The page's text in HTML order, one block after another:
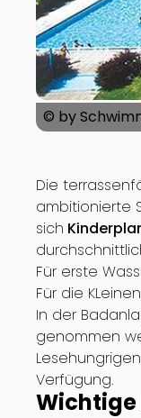
© by
Die
ambitionierte
sich
Für erste
Für die
In der
genommen
Verfügung.